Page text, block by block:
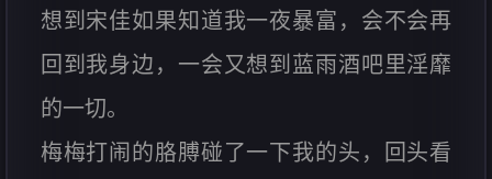
想到宋佳如果知道我一夜暴富，会不会再
回到我身边，一会又想到蓝雨酒吧里淫靡
的一切。
梅梅打闹的胳膊碰了一下我的头，回头看